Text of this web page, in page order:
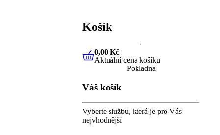
Košík
0,00 KčAktuální cena košíku
0,00 Kč
Aktuální cena košíku
Pokladna
Váš košík
Vyberte službu, která je pro Vás
nejvhodnější